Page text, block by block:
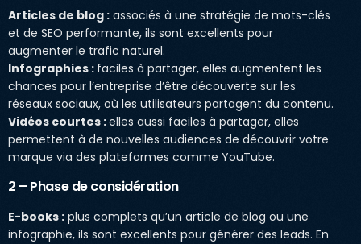
Articles de blog : associés à une stratégie de mots-clés
et de SEO performante, ils sont excellents pour
augmenter le trafic naturel.
Infographies : faciles à partager, elles augmentent les
chances pour l’entreprise d’être découverte sur les
réseaux sociaux, où les utilisateurs partagent du contenu.
Vidéos courtes :elles aussi faciles à partager, elles
permettent à de nouvelles audiences de découvrir votre
marque via des plateformes comme YouTube.
2 – Phase de considération
E-books : plus complets qu’un article de blog ou une
infographie, ils sont excellents pour générer des leads. En